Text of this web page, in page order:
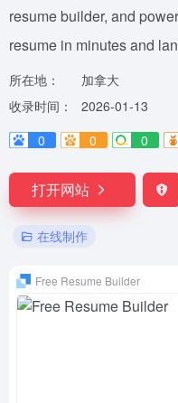
resume builder, and
resume in minutes and
所在地：
加拿大
收录时间：
2026-01-13
0
0 0
打开网站
在线制作
Free Resume Builder